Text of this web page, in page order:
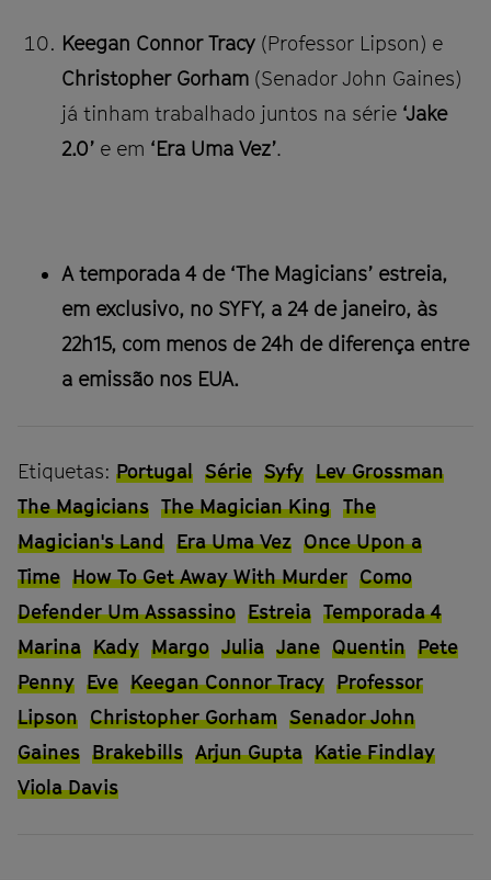
Keegan Connor Tracy (Professor Lipson) e
Christopher Gorham (Senador John Gaines)
já tinham trabalhado juntos na série ‘Jake
2.0’ e em ‘Era Uma Vez’.
A temporada 4 de ‘The Magicians’ estreia,
em exclusivo, no SYFY, a 24 de janeiro, às
22h15, com menos de 24h de diferença entre
a emissão nos EUA.
Etiquetas: Portugal Série Syfy Lev Grossman
The Magicians The Magician King The
Magician's Land Era Uma Vez Once Upon a
Time How To Get Away With Murder Como
Defender Um Assassino Estreia Temporada 4
Marina Kady Margo Julia Jane Quentin Pete
Penny Eve Keegan Connor Tracy Professor
Lipson Christopher Gorham Senador John
Gaines Brakebills Arjun Gupta Katie Findlay
Viola Davis